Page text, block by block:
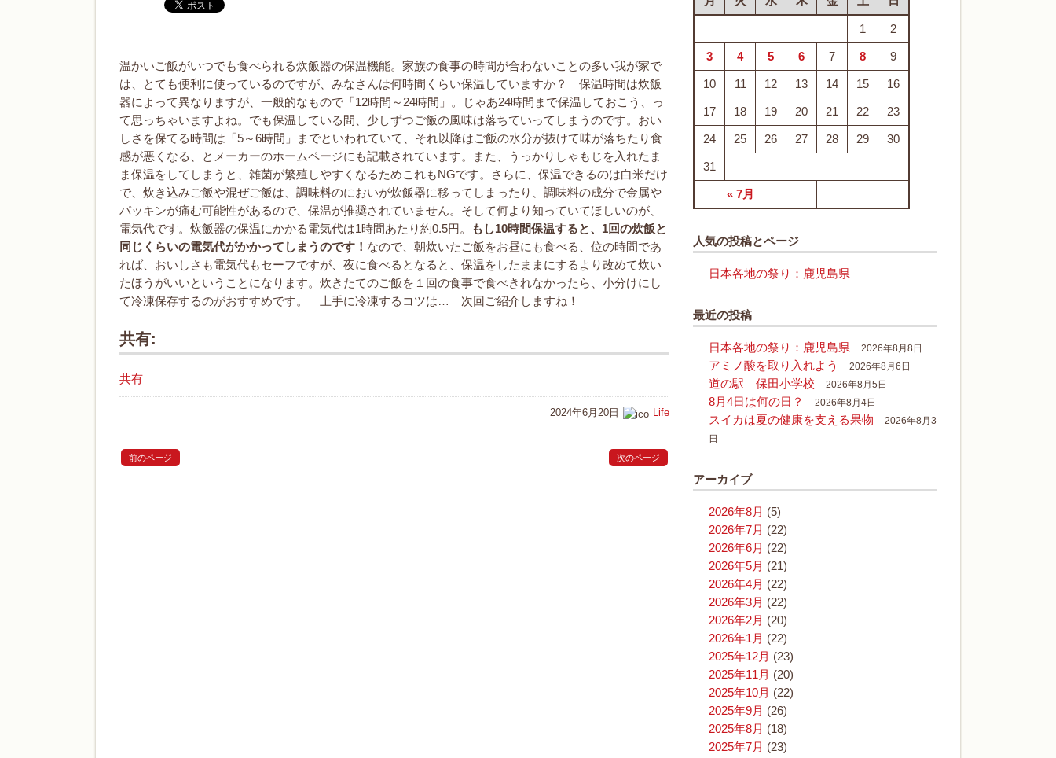
温かいご飯がいつでも食べられる炊飯器の保温機能。家族の食事の時間が合わないことの多い我が家で
は、とても便利に使っているのですが、みなさんは何時間くらい保温していますか？ 保温時間は炊飯
器によって異なりますが、一般的なもので「12時間～24時間」。じゃあ24時間まで保温しておこう、っ
て思っちゃいますよね。でも保温している間、少しずつご飯の風味は落ちていってしまうのです。おい
しさを保てる時間は「5～6時間」までといわれていて、それ以降はご飯の水分が抜けて味が落ちたり食
感が悪くなる、とメーカーのホームページにも記載されています。また、うっかりしゃもじを入れたま
ま保温をしてしまうと、雑菌が繁殖しやすくなるためこれもNGです。さらに、保温できるのは白米だけ
で、炊き込みご飯や混ぜご飯は、調味料のにおいが炊飯器に移ってしまったり、調味料の成分で金属や
パッキンが痛む可能性があるので、保温が推奨されていません。そして何より知っていてほしいのが、
電気代です。炊飯器の保温にかかる電気代は1時間あたり約0.5円。
もし10時間保温すると、1回の炊飯と
同じくらいの電気代がかかってしまうのです！ なので、朝炊いたご飯をお昼にも食べる、位の時間であ
れば、おいしさも電気代もセーフですが、夜に食べるとなると、保温をしたままにするより改めて炊い
たほうがいいということになります。炊きたてのご飯を１回の食事で食べきれなかったら、小分けにし
て冷凍保存するのがおすすめです。 上手に冷凍するコツは… 次回ご紹介しますね！
共有:
共有
2024年6月20日 Life
前のページ 次のページ
« 7月
1 2
3 4 5 6 7 8 9
10 11 12 13 14 15 16
17 18 19 20 21 22 23
24 25 26 27 28 29 30
31
人気の投稿とページ
日本各地の祭り：鹿児島県
最近の投稿
日本各地の祭り：鹿児島県 2026年8月8日
アミノ酸を取り入れよう 2026年8月6日
道の駅 保田小学校 2026年8月5日
8月4日は何の日？ 2026年8月4日
スイカは夏の健康を支える果物
2026年8月3
日
アーカイブ
2026年8月 (5)
2026年7月 (22)
2026年6月 (22)
2026年5月 (21)
2026年4月 (22)
2026年3月 (22)
2026年2月 (20)
2026年1月 (22)
2025年12月 (23)
2025年11月 (20)
2025年10月 (22)
2025年9月 (26)
2025年8月 (18)
2025年7月 (23)